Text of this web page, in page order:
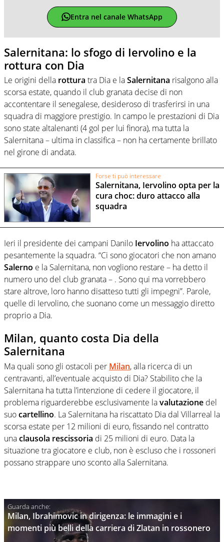
Entra nel canale WhatsApp
Salernitana: lo sfogo di Iervolino e la
rottura con Dia
Le origini della rottura tra Dia e laSalernitana risalgono alla
scorsa estate, quando il club granata decise di non
accontentare il senegalese, desideroso di trasferirsi in una
squadra di maggiore prestigio. In campo le prestazioni di Dia
sono state altalenanti (4 gol per lui finora), ma tutta la
Salernitana – ultima in classifica – non ha certamente brillato
nel girone di andata.
Forse ti può interessare
Salernitana, Iervolino opta per la
cura choc: duro attacco alla
squadra
Ieri il presidente dei campani Danilo Iervolino ha attaccato
pesantemente la squadra. “Ci sono giocatori che non amano
Salerno e la Salernitana, non vogliono restare – ha detto il
numero uno del club granata – . Sono qui ma vorrebbero
stare altrove, loro hanno disatteso tutti gli impegni”. Parole,
quelle di Iervolino, che suonano come un messaggio diretto
proprio a Dia.
Milan, quanto costa Dia della
Salernitana
Ma quali sono gli ostacoli per Milan, alla ricerca di un
centravanti, all’eventuale acquisto di Dia? Stabilito che la
Salernitana ha tutta l’intenzione di cedere il giocatore, il
problema riguarderebbe esclusivamente lavalutazione del
suocartellino. La Salernitana ha riscattato Dia dal Villarreal la
scorsa estate per 12 milioni di euro, fissando nel contratto
unaclausola rescissoria di 25 milioni di euro. Data la
situazione tra giocatore e club, non è escluso che i rossoneri
possano strappare uno sconto alla Salernitana.
Milan, Ibrahimovic in dirigenza: le immagini e i
momenti più belli della carriera di Zlatan in rossonero